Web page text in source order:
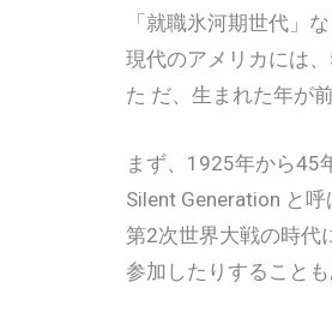
「就職氷河期世代」など
現代のアメリカには、5
た だ、生まれた年が前や
まず、1925年から45年
Silent Generation と呼ば
第2次世界大戦の時代に
参加したりすることもあ